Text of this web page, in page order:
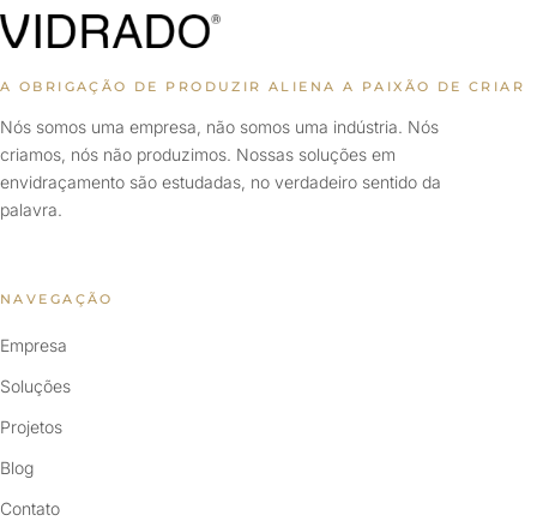
A OBRIGAÇÃO DE PRODUZIR ALIENA A PAIXÃO DE CRIAR
Nós somos uma empresa, não somos uma indústria. Nós
criamos, nós não produzimos. Nossas soluções em
envidraçamento são estudadas, no verdadeiro sentido da
palavra.
NAVEGAÇÃO
Empresa
Soluções
Projetos
Blog
Contato